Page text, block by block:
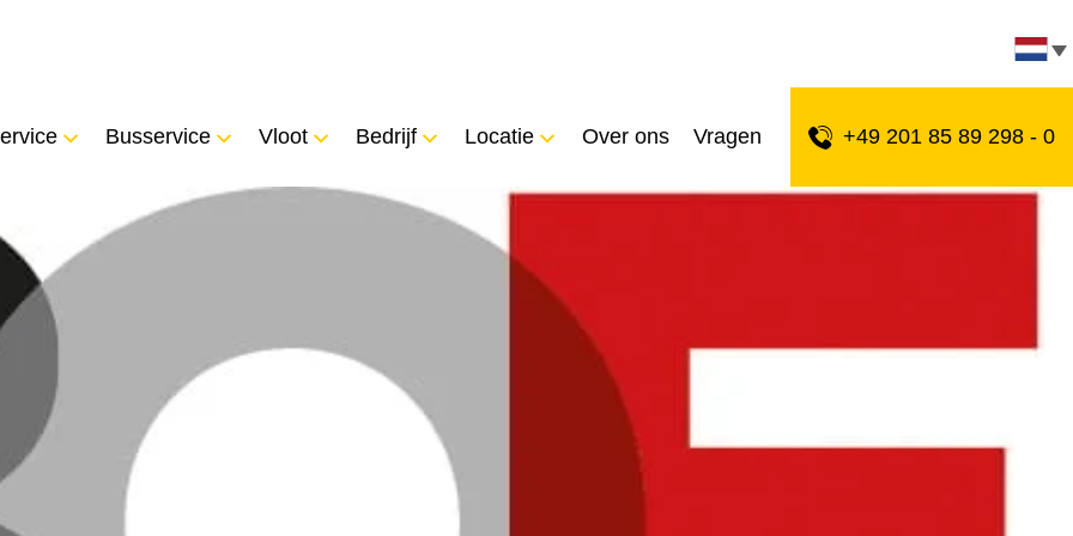
Busservice Vloot Bedrijf Locatie Over ons Vragen +49 201 85 89 298 - 0